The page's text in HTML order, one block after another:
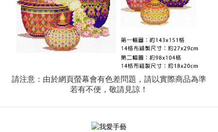
請注意：由於網頁螢幕會有色差問題，請以實際商品為準
若有不便，敬請見諒！